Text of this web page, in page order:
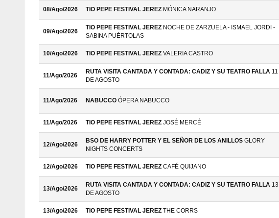
08/Ago/2026 TIO PEPE FESTIVAL JEREZ MÓNICA NARANJO
09/Ago/2026
TIO PEPE FESTIVAL JEREZ NOCHE DE ZARZUELA - ISMAEL JORDI -
SABINA PUÉRTOLAS
10/Ago/2026 TIO PEPE FESTIVAL JEREZ VALERIA CASTRO
11/Ago/2026
RUTA VISITA CANTADA Y CONTADA: CADIZ Y SU TEATRO FALLA 11
DE AGOSTO
11/Ago/2026 NABUCCO ÓPERA NABUCCO
11/Ago/2026 TIO PEPE FESTIVAL JEREZ JOSÉ MERCÉ
12/Ago/2026
BSO DE HARRY POTTER Y EL SEÑOR DE LOS ANILLOS GLORY
NIGHTS CONCERTS
12/Ago/2026 TIO PEPE FESTIVAL JEREZ CAFÉ QUIJANO
13/Ago/2026
RUTA VISITA CANTADA Y CONTADA: CADIZ Y SU TEATRO FALLA 13
DE AGOSTO
13/Ago/2026 TIO PEPE FESTIVAL JEREZ THE CORRS